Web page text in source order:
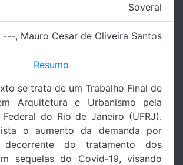
Soveral
---, Mauro Cesar de Oliveira Santos
Resumo
se trata de um Trabalho Final de
Arquitetura e Urbanismo pela
Federal do Rio de Janeiro (UFRJ).
o aumento da demanda por
decorrente do tratamento dos
sequelas do Covid-19, visando